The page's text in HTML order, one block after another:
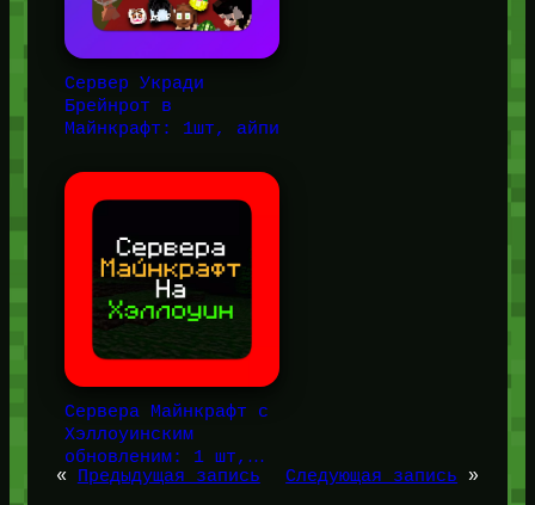
Сервер Укради
Брейнрот в
Майнкрафт: 1шт, айпи
Сервера Майнкрафт с
Хэллоуинским
обновленим: 1 шт,…
«
Предыдущая запись Следующая запись »